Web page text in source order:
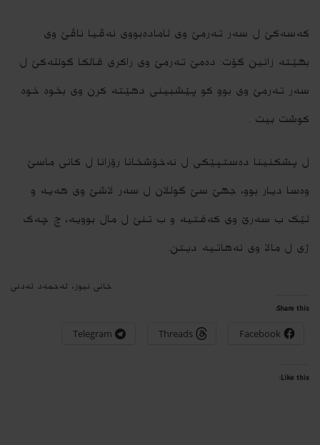
کەسەکێ ل سەر تەرمێ وی ئامادەبووی نەڤیا ناڤێ وی
بھێتە زانین گۆت: دەمێ تەرمێ وی راکری قالکا گوللەکێ ل
سەر تەرمێ وی بوو کو پێشبینی دھێتە کرن وی بخوە خوە
کوشت بیت .
ل پشکنینا دەستپێکی ل نەخۆشخانا رۆزانا ل کانی ماسێ
وەسا دیار بوو، جھێ سێ گوللان ل سەر لاشێ وی ھەیە و
ئێک ب سەرێ وی کەفتیە و ب تنێ ل مال بوویە، چ چەک
ژی ل مالا وی نەھاتیە دیتن.
خانى نیوز، ئه‌حمه‌د ئه‌دنى
Share this:
Facebook
Threads
Telegram
Like this: